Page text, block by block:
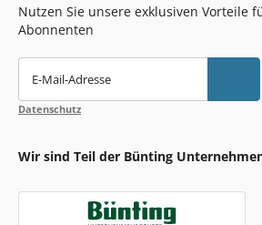
Nutzen Sie unsere exklusiven Vorteile
Abonnenten
E-Mail-Adresse
Datenschutz
Wir sind Teil der Bünting